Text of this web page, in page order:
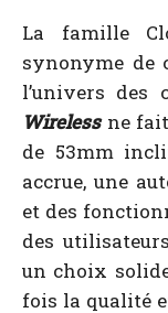
La famille
synonyme de
l’univers des
Wirelessne fait
de 53mm
accrue, une
et des
des
un choix
fois la qualité